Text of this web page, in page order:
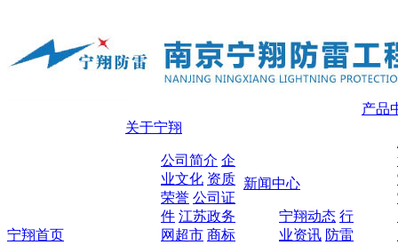
宁翔首页
关于宁翔
公司简介 企
业文化 资质
荣誉 公司证
件 江苏政务
网超市 商标
新闻中心
宁翔动态 行
业资讯 防雷
产品